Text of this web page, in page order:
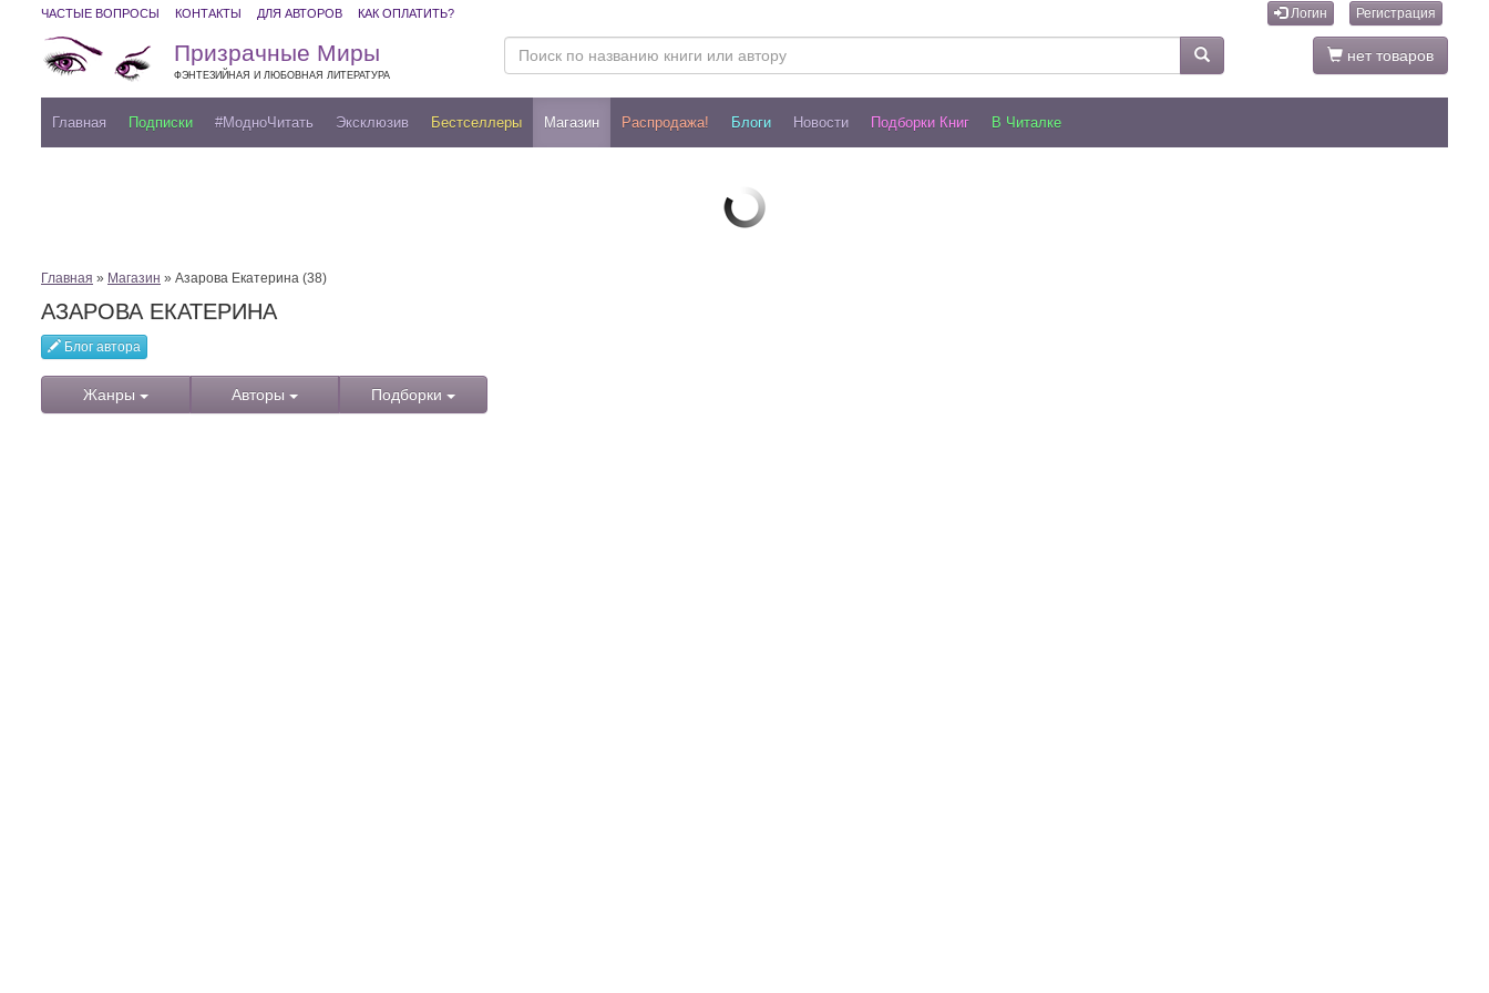
ЧАСТЫЕ ВОПРОСЫ КОНТАКТЫ ДЛЯ АВТОРОВ КАК ОПЛАТИТЬ? Логин Регистрация
Призрачные Миры
ФЭНТЕЗИЙНАЯ И ЛЮБОВНАЯ ЛИТЕРАТУРА
нет товаров
Главная Подписки #МодноЧитать Эксклюзив Бестселлеры Магазин Распродажа! Блоги Новости Подборки Книг В Читалке
Главная » Магазин » Азарова Екатерина (38)
АЗАРОВА ЕКАТЕРИНА
Блог автора
Жанры Авторы Подборки